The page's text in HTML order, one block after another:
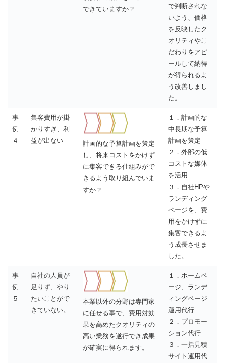
できていますか？
で判断されな
いよう、価格
を反映したク
オリティやこ
だわりをアピ
ールして納得
が得られるよ
う改善しまし
た。
事
例
４
集客費用が掛
かりすぎ、利
益が出ない
計画的な予算計画を策定
し、将来コストをかけず
に集客できる仕組みがで
きるよう取り組んでいま
すか？
１．計画的な
中長期な予算
計画を策定
２．外部の低
コストな媒体
を活用
３．自社HPや
ランディング
ページを、費
用をかけずに
集客できるよ
う成長させま
した。
事
例
５
自社の人員が
足りず、やり
たいことがで
きていない。
本業以外の分野は専門家
に任せる事で、費用対効
果を高めたクオリティの
高い業務を遂行でき成果
が確実に得られます。
１．ホームペ
ージ、ランデ
ィングページ
運用代行
２．プロモー
ション代行
３．一括見積
サイト運用代